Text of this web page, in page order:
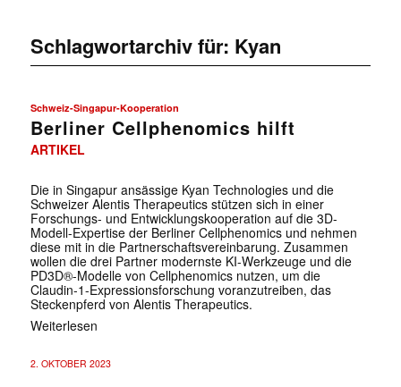
Schlagwortarchiv für: Kyan
Schweiz-Singapur-Kooperation
Berliner Cellphenomics hilft
ARTIKEL
Die in Singapur ansässige Kyan Technologies und die
Schweizer Alentis Therapeutics stützen sich in einer
Forschungs- und Entwicklungskooperation auf die 3D-
Modell-Expertise der Berliner Cellphenomics und nehmen
diese mit in die Partnerschaftsvereinbarung. Zusammen
wollen die drei Partner modernste KI-Werkzeuge und die
PD3D®-Modelle von Cellphenomics nutzen, um die
Claudin-1-Expressionsforschung voranzutreiben, das
Steckenpferd von Alentis Therapeutics.
Weiterlesen
2. OKTOBER 2023